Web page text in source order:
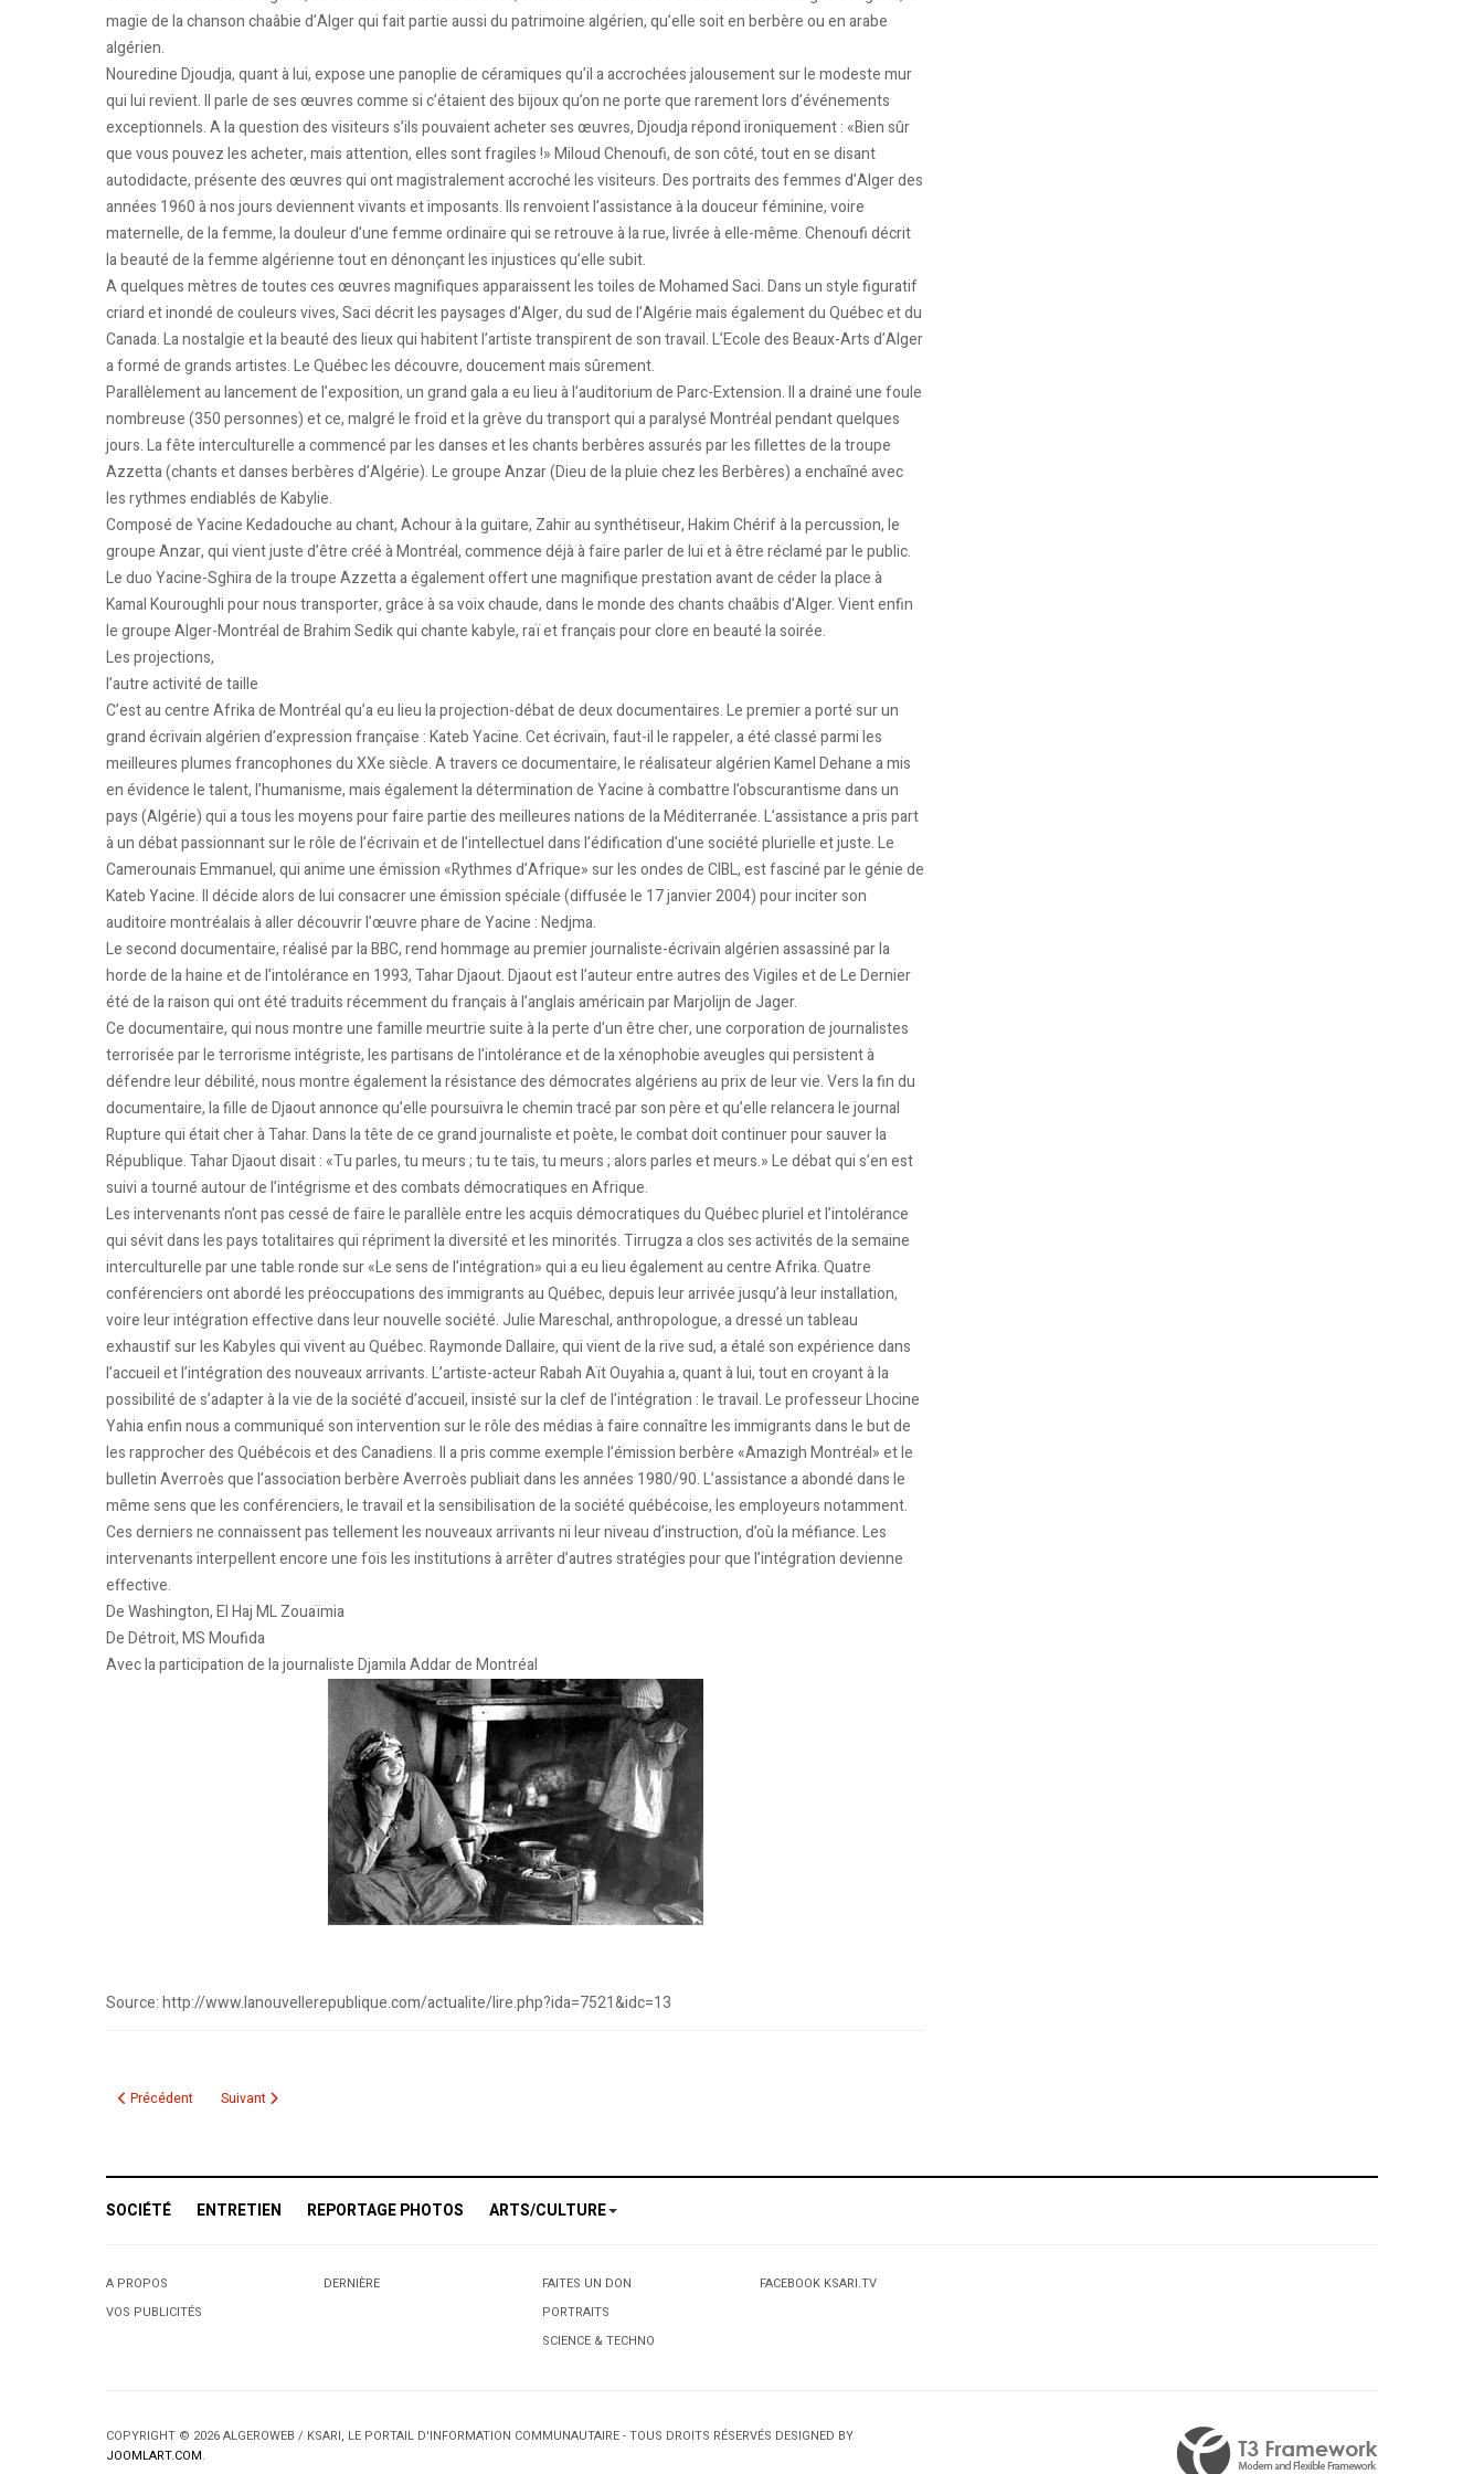
magie de la chanson chaâbie d’Alger qui fait partie aussi du patrimoine algérien, qu’elle soit en berbère ou en arabe
algérien.
Nouredine Djoudja, quant à lui, expose une panoplie de céramiques qu’il a accrochées jalousement sur le modeste mur
qui lui revient. Il parle de ses œuvres comme si c’étaient des bijoux qu’on ne porte que rarement lors d’événements
exceptionnels. A la question des visiteurs s’ils pouvaient acheter ses œuvres, Djoudja répond ironiquement : «Bien sûr
que vous pouvez les acheter, mais attention, elles sont fragiles !» Miloud Chenoufi, de son côté, tout en se disant
autodidacte, présente des œuvres qui ont magistralement accroché les visiteurs. Des portraits des femmes d’Alger des
années 1960 à nos jours deviennent vivants et imposants. Ils renvoient l’assistance à la douceur féminine, voire
maternelle, de la femme, la douleur d’une femme ordinaire qui se retrouve à la rue, livrée à elle-même. Chenoufi décrit
la beauté de la femme algérienne tout en dénonçant les injustices qu’elle subit.
A quelques mètres de toutes ces œuvres magnifiques apparaissent les toiles de Mohamed Saci. Dans un style figuratif
criard et inondé de couleurs vives, Saci décrit les paysages d’Alger, du sud de l’Algérie mais également du Québec et du
Canada. La nostalgie et la beauté des lieux qui habitent l’artiste transpirent de son travail. L’Ecole des Beaux-Arts d’Alger
a formé de grands artistes. Le Québec les découvre, doucement mais sûrement.
Parallèlement au lancement de l’exposition, un grand gala a eu lieu à l’auditorium de Parc-Extension. Il a drainé une foule
nombreuse (350 personnes) et ce, malgré le froid et la grève du transport qui a paralysé Montréal pendant quelques
jours. La fête interculturelle a commencé par les danses et les chants berbères assurés par les fillettes de la troupe
Azzetta (chants et danses berbères d’Algérie). Le groupe Anzar (Dieu de la pluie chez les Berbères) a enchaîné avec
les rythmes endiablés de Kabylie.
Composé de Yacine Kedadouche au chant, Achour à la guitare, Zahir au synthétiseur, Hakim Chérif à la percussion, le
groupe Anzar, qui vient juste d’être créé à Montréal, commence déjà à faire parler de lui et à être réclamé par le public.
Le duo Yacine-Sghira de la troupe Azzetta a également offert une magnifique prestation avant de céder la place à
Kamal Kouroughli pour nous transporter, grâce à sa voix chaude, dans le monde des chants chaâbis d’Alger. Vient enfin
le groupe Alger-Montréal de Brahim Sedik qui chante kabyle, raï et français pour clore en beauté la soirée.
Les projections,
l’autre activité de taille
C’est au centre Afrika de Montréal qu’a eu lieu la projection-débat de deux documentaires. Le premier a porté sur un
grand écrivain algérien d’expression française : Kateb Yacine. Cet écrivain, faut-il le rappeler, a été classé parmi les
meilleures plumes francophones du XXe siècle. A travers ce documentaire, le réalisateur algérien Kamel Dehane a mis
en évidence le talent, l’humanisme, mais également la détermination de Yacine à combattre l’obscurantisme dans un
pays (Algérie) qui a tous les moyens pour faire partie des meilleures nations de la Méditerranée. L’assistance a pris part
à un débat passionnant sur le rôle de l’écrivain et de l’intellectuel dans l’édification d’une société plurielle et juste. Le
Camerounais Emmanuel, qui anime une émission «Rythmes d’Afrique» sur les ondes de CIBL, est fasciné par le génie de
Kateb Yacine. Il décide alors de lui consacrer une émission spéciale (diffusée le 17 janvier 2004) pour inciter son
auditoire montréalais à aller découvrir l’œuvre phare de Yacine : Nedjma.
Le second documentaire, réalisé par la BBC, rend hommage au premier journaliste-écrivain algérien assassiné par la
horde de la haine et de l’intolérance en 1993, Tahar Djaout. Djaout est l’auteur entre autres des Vigiles et de Le Dernier
été de la raison qui ont été traduits récemment du français à l’anglais américain par Marjolijn de Jager.
Ce documentaire, qui nous montre une famille meurtrie suite à la perte d’un être cher, une corporation de journalistes
terrorisée par le terrorisme intégriste, les partisans de l’intolérance et de la xénophobie aveugles qui persistent à
défendre leur débilité, nous montre également la résistance des démocrates algériens au prix de leur vie. Vers la fin du
documentaire, la fille de Djaout annonce qu’elle poursuivra le chemin tracé par son père et qu’elle relancera le journal
Rupture qui était cher à Tahar. Dans la tête de ce grand journaliste et poète, le combat doit continuer pour sauver la
République. Tahar Djaout disait : «Tu parles, tu meurs ; tu te tais, tu meurs ; alors parles et meurs.» Le débat qui s’en est
suivi a tourné autour de l’intégrisme et des combats démocratiques en Afrique.
Les intervenants n’ont pas cessé de faire le parallèle entre les acquis démocratiques du Québec pluriel et l’intolérance
qui sévit dans les pays totalitaires qui répriment la diversité et les minorités. Tirrugza a clos ses activités de la semaine
interculturelle par une table ronde sur «Le sens de l’intégration» qui a eu lieu également au centre Afrika. Quatre
conférenciers ont abordé les préoccupations des immigrants au Québec, depuis leur arrivée jusqu’à leur installation,
voire leur intégration effective dans leur nouvelle société. Julie Mareschal, anthropologue, a dressé un tableau
exhaustif sur les Kabyles qui vivent au Québec. Raymonde Dallaire, qui vient de la rive sud, a étalé son expérience dans
l’accueil et l’intégration des nouveaux arrivants. L’artiste-acteur Rabah Aït Ouyahia a, quant à lui, tout en croyant à la
possibilité de s’adapter à la vie de la société d’accueil, insisté sur la clef de l’intégration : le travail. Le professeur Lhocine
Yahia enfin nous a communiqué son intervention sur le rôle des médias à faire connaître les immigrants dans le but de
les rapprocher des Québécois et des Canadiens. Il a pris comme exemple l’émission berbère «Amazigh Montréal» et le
bulletin Averroès que l’association berbère Averroès publiait dans les années 1980/90. L’assistance a abondé dans le
même sens que les conférenciers, le travail et la sensibilisation de la société québécoise, les employeurs notamment.
Ces derniers ne connaissent pas tellement les nouveaux arrivants ni leur niveau d’instruction, d’où la méfiance. Les
intervenants interpellent encore une fois les institutions à arrêter d’autres stratégies pour que l’intégration devienne
effective.
De Washington, El Haj ML Zouaïmia
De Détroit, MS Moufida
Avec la participation de la journaliste Djamila Addar de Montréal
Source: http://www.lanouvellerepublique.com/actualite/lire.php?ida=7521&idc=13
Article précédent : SECURITE AERIENNE EN AMERIQUE DU NORD / Alerte au teint basané
Précédent Article suivant : Rencontres interculturelles à Montréal: L’amazighité algérienne à l’honneur
Suivant
SOCIÉTÉ ENTRETIEN REPORTAGE PHOTOS ARTS/CULTURE
A PROPOS
VOS PUBLICITÉS
DERNIÈRE
FAITES UN DON
PORTRAITS
SCIENCE & TECHNO
FACEBOOK KSARI.TV
COPYRIGHT © 2026 ALGEROWEB / KSARI, LE PORTAIL D'INFORMATION COMMUNAUTAIRE - TOUS DROITS RÉSERVÉS DESIGNED BY
JOOMLART.COM.